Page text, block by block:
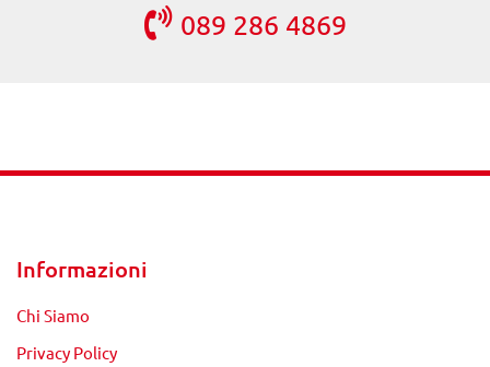
089 286 4869
Informazioni
Chi Siamo
Privacy Policy